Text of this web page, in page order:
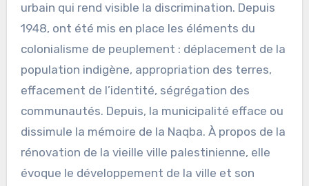
urbain qui rend visible la discrimination. Depuis
1948, ont été mis en place les éléments du
colonialisme de peuplement : déplacement de la
population indigène, appropriation des terres,
effacement de l’identité, ségrégation des
communautés. Depuis, la municipalité efface ou
dissimule la mémoire de la Naqba. À propos de la
rénovation de la vieille ville palestinienne, elle
évoque le développement de la ville et son